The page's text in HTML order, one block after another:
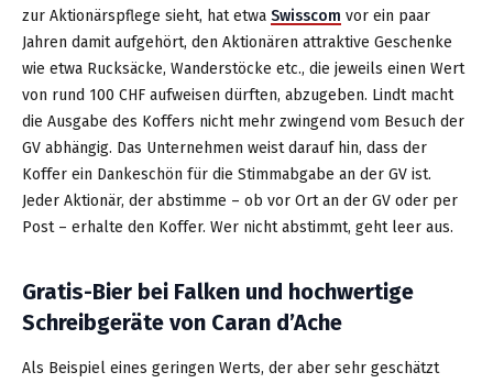
zur Aktionärspflege sieht, hat etwa Swisscom vor ein paar
Jahren damit aufgehört, den Aktionären attraktive Geschenke
wie etwa Rucksäcke, Wanderstöcke etc., die jeweils einen Wert
von rund 100 CHF aufweisen dürften, abzugeben. Lindt macht
die Ausgabe des Koffers nicht mehr zwingend vom Besuch der
GV abhängig. Das Unternehmen weist darauf hin, dass der
Koffer ein Dankeschön für die Stimmabgabe an der GV ist.
Jeder Aktionär, der abstimme – ob vor Ort an der GV oder per
Post – erhalte den Koffer. Wer nicht abstimmt, geht leer aus.
Gratis-Bier bei Falken und hochwertige
Schreibgeräte von Caran d’Ache
Als Beispiel eines geringen Werts, der aber sehr geschätzt